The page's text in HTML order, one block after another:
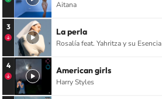
Aitana
3 La perla
Rosalía feat. Yahritza y su Esencia
4 American girls
Harry Styles